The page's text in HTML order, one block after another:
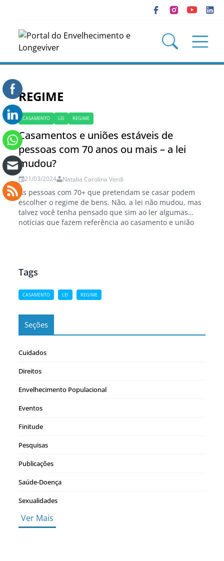
REGIME
CASAMENTO LEI REGIME
Casamentos e uniões estáveis de
pessoas com 70 anos ou mais – a lei
mudou?
21/03/2024 Natalia Carolina Verdi
As pessoas com 70+ que pretendam se casar podem
escolher o regime de bens. Não, a lei não mudou, mas
talvez você tenha pensado que sim ao ler algumas
notícias que fazem referência ao casamento e união
Tags
CASAMENTO LEI REGIME
Seções
Cuidados
Direitos
Envelhecimento Populacional
Eventos
Finitude
Pesquisas
Publicações
Saúde-Doença
Sexualidades
Ver Mais